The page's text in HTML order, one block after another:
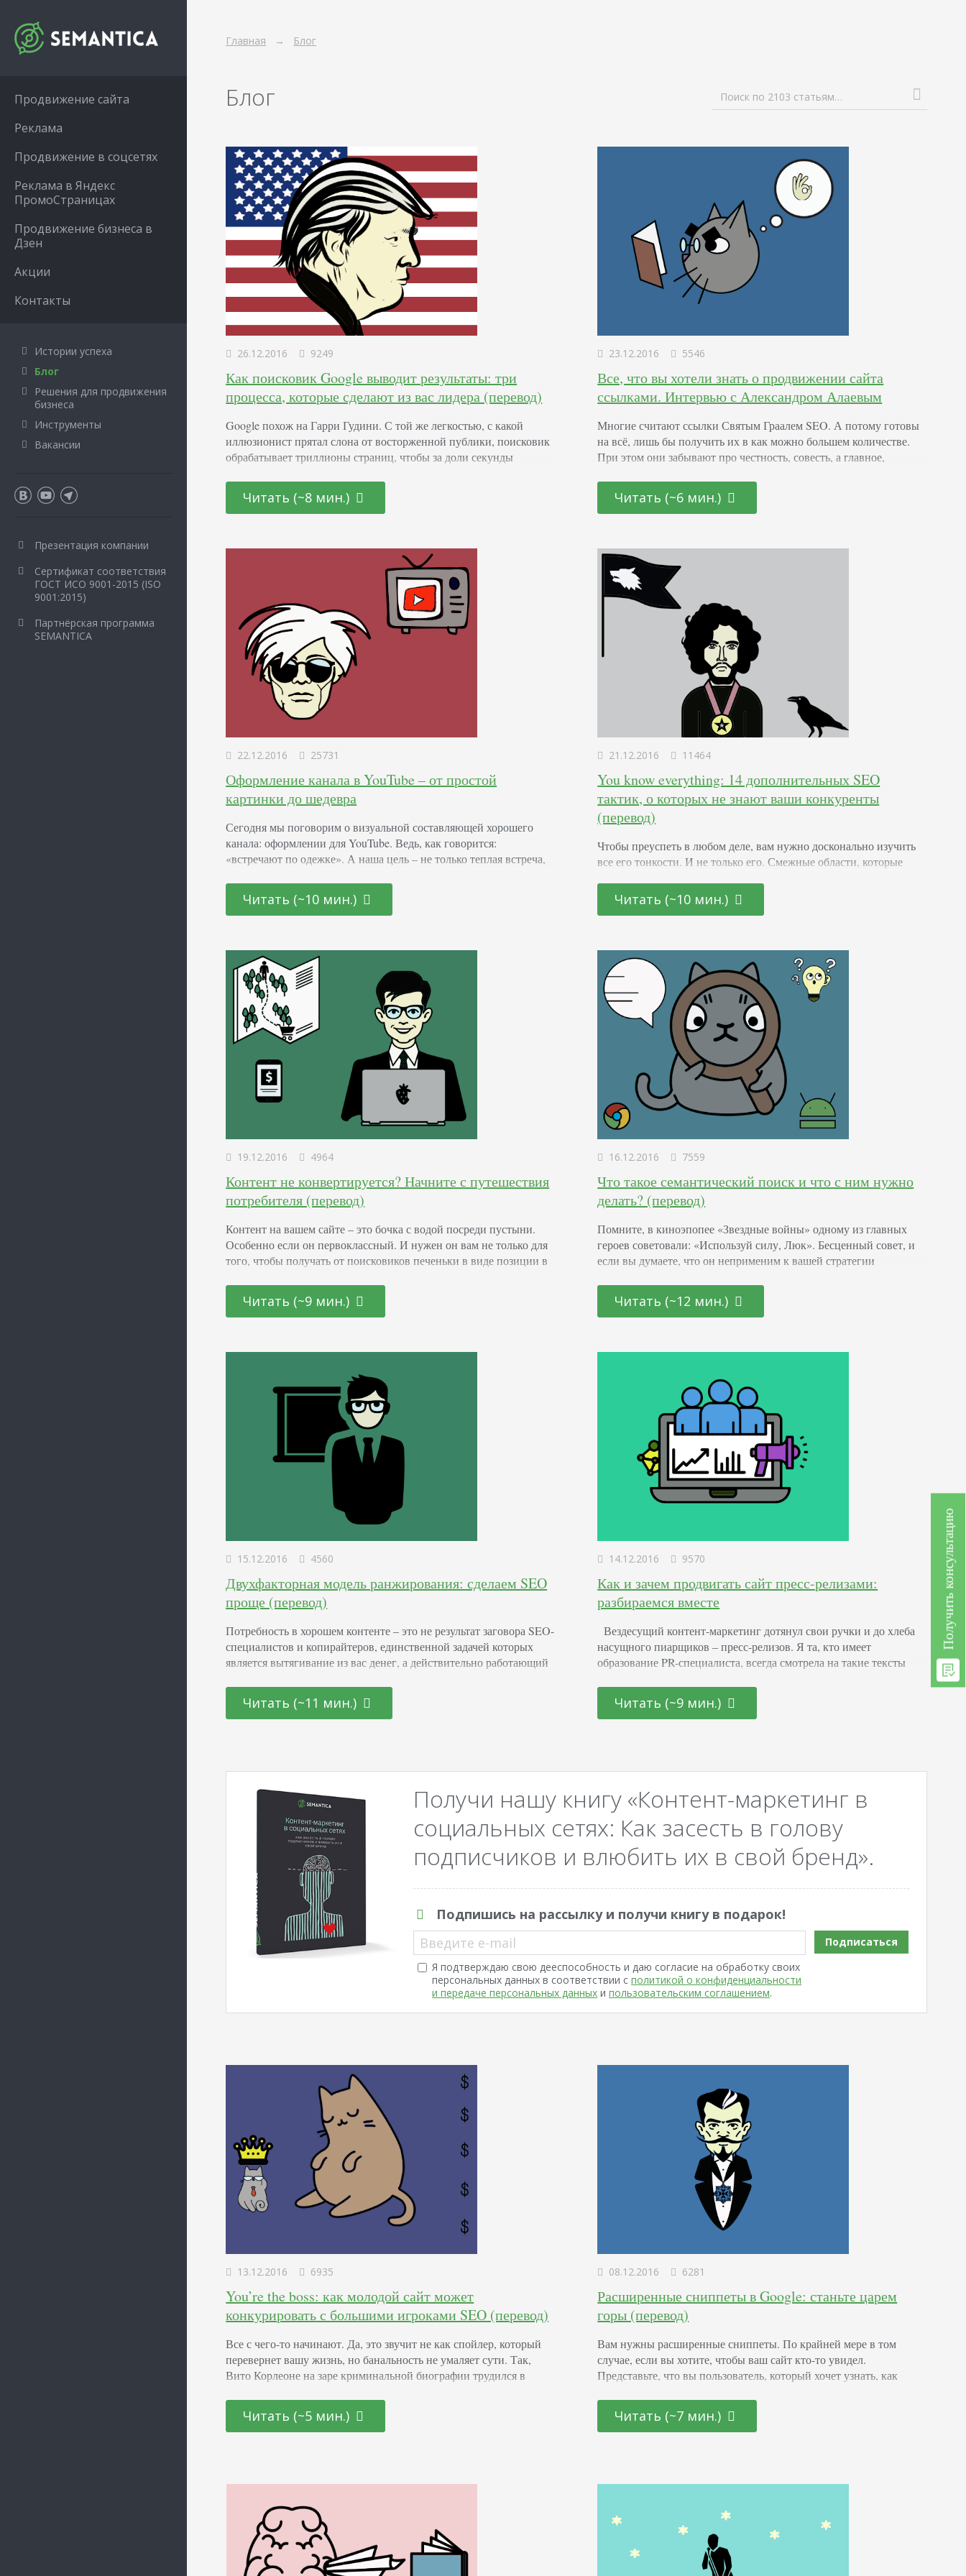
Главная Блог
Блог Поиск по 2103 статьям…
26.12.2016 9249
Как поисковик Google выводит результаты: три
процесса, которые сделают из вас лидера (перевод)
Google похож на Гарри Гудини. С той же легкостью, с какой
иллюзионист прятал слона от восторженной публики, поисковик
обрабатывает триллионы страниц, чтобы за доли секунды
адаптации статьи Эрика Энжа. Знаете ли вы, как поисковые
системы, например Google, ищут, сканируют и ранжируют
Читать (~8 мин.)
23.12.2016 5546
Все, что вы хотели знать о продвижении сайта
ссылками. Интервью с Александром Алаевым
Многие считают ссылки Святым Граалем SEO. А потому готовы
на всё, лишь бы получить их в как можно большем количестве.
При этом они забывают про честность, совесть, а главное,
сайта ссылками – правильная стратегия, которая приведет
прямиком на вершины выдачи? Об этом поговорили с
Читать (~6 мин.)
22.12.2016 25731
Оформление канала в YouTube – от простой
картинки до шедевра
Сегодня мы поговорим о визуальной составляющей хорошего
канала: оформлении для YouTube. Ведь, как говорится:
«встречают по одежке». А наша цель – не только теплая встреча,
компании давно используют видеохостинг именно в этих целях.
Если вас до сих пор нет в их списках, то пора исправлять эту
Читать (~10 мин.)
21.12.2016 11464
You know everything: 14 дополнительных SEO
тактик, о которых не знают ваши конкуренты
(перевод)
Чтобы преуспеть в любом деле, вам нужно досконально изучить
все его тонкости. И не только его. Смежные области, которые
сможете разработать лучшую стратегию и победить конкурентов.
Если у вас есть сайт, SEO точно пренебрегать не стоит. Даже если
Читать (~10 мин.)
19.12.2016 4964
Контент не конвертируется? Начните с путешествия
потребителя (перевод)
Контент на вашем сайте – это бочка с водой посреди пустыни.
Особенно если он первоклассный. И нужен он вам не только для
того, чтобы получать от поисковиков печеньки в виде позиции в
наполнение сайта, продуманное с маркетинговой точки зрения,
может помочь вам выстроить доверительные отношения с
Читать (~9 мин.)
16.12.2016 7559
Что такое семантический поиск и что с ним нужно
делать? (перевод)
Помните, в киноэпопее «Звездные войны» одному из главных
героев советовали: «Используй силу, Люк». Бесценный совет, и
если вы думаете, что он неприменим к вашей стратегии
научиться правильно использовать ее. Для этого нужно знать
инструменты, которые лежат в основе работы поисковых систем.
Читать (~12 мин.)
15.12.2016 4560
Двухфакторная модель ранжирования: сделаем SEO
проще (перевод)
Потребность в хорошем контенте – это не результат заговора SEO-
специалистов и копирайтеров, единственной задачей которых
является вытягивание из вас денег, а действительно работающий
хорошего контента должно стать вашей мантрой, мыслью, с
которой вы утомленно падаете на подушку по окончании
Читать (~11 мин.)
14.12.2016 9570
Как и зачем продвигать сайт пресс-релизами:
разбираемся вместе
Вездесущий контент-маркетинг дотянул свои ручки и до хлеба
насущного пиарщиков – пресс-релизов. Я та, кто имеет
образование PR-специалиста, всегда смотрела на такие тексты
тоже являются элементом продвижения. Теперь, разобравшись с
тем, как продвигать сайт пресс-релизами и новостями, расскажу и
Читать (~9 мин.)
Получи нашу книгу «Контент-маркетинг в
социальных сетях: Как засесть в голову
подписчиков и влюбить их в свой бренд».
Подпишись на рассылку и получи книгу в подарок!
Введите e-mail
Я подтверждаю свою дееспособность и даю согласие на обработку своих
персональных данных в соответствии сполитикой о конфиденциальности
и передаче персональных данных ипользовательским соглашением.
Подписаться
13.12.2016 6935
You’re the boss: как молодой сайт может
конкурировать с большими игроками SEO (перевод)
Все с чего-то начинают. Да, это звучит не как спойлер, который
перевернет вашу жизнь, но банальность не умаляет сути. Так,
Вито Корлеоне на заре криминальной биографии трудился в
литературном поприще, перебирая должности в
правительственных учреждениях США. Вы круче. У вас есть
Читать (~5 мин.)
08.12.2016 6281
Расширенные сниппеты в Google: станьте царем
горы (перевод)
Вам нужны расширенные сниппеты. По крайней мере в том
случае, если вы хотите, чтобы ваш сайт кто-то увидел.
Представьте, что вы пользователь, который хочет узнать, как
Вот так: Как пользователя вас эта информация вряд ли устроит.
Здесь нет этапов или списка необходимых приспособлений. Зато
Читать (~7 мин.)
Продвижение сайта
Реклама
Продвижение в соцсетях
Реклама в Яндекс
ПромоСтраницах
Продвижение бизнеса в
Дзен
Акции
Контакты
Истории успеха
Блог
Решения для продвижения
бизнеса
Инструменты
Вакансии
Презентация компании
Сертификат соответствия
ГОСТ ИСО 9001-2015 (ISO
9001:2015)
Партнёрская программа
SEMANTICA
Получить консультацию